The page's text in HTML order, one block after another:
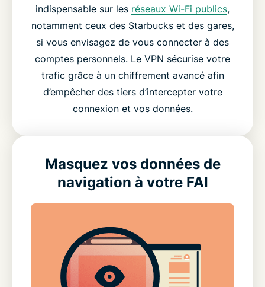
indispensable sur les réseaux Wi-Fi publics,
notamment ceux des Starbucks et des gares,
si vous envisagez de vous connecter à des
comptes personnels. Le VPN sécurise votre
trafic grâce à un chiffrement avancé afin
d’empêcher des tiers d’intercepter votre
connexion et vos données.
Masquez vos données de
navigation à votre FAI